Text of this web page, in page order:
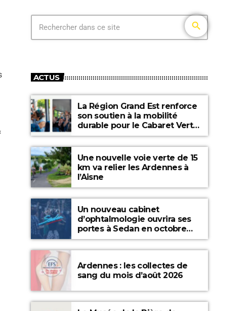
search
ACTUS
La Région Grand Est renforce
son soutien à la mobilité
durable pour le Cabaret Vert
2026
Une nouvelle voie verte de 15
km va relier les Ardennes à
l’Aisne
Un nouveau cabinet
d’ophtalmologie ouvrira ses
portes à Sedan en octobre
2026
Ardennes : les collectes de
sang du mois d’août 2026